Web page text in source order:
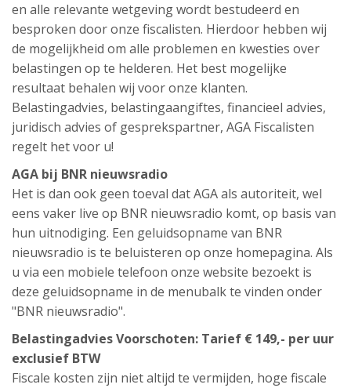
en alle relevante wetgeving wordt bestudeerd en
besproken door onze fiscalisten. Hierdoor hebben wij
de mogelijkheid om alle problemen en kwesties over
belastingen op te helderen. Het best mogelijke
resultaat behalen wij voor onze klanten.
Belastingadvies, belastingaangiftes, financieel advies,
juridisch advies of gesprekspartner, AGA Fiscalisten
regelt het voor u!
AGA bij BNR nieuwsradio
Het is dan ook geen toeval dat AGA als autoriteit, wel
eens vaker live op BNR nieuwsradio komt, op basis van
hun uitnodiging. Een geluidsopname van BNR
nieuwsradio is te beluisteren op onze homepagina. Als
u via een mobiele telefoon onze website bezoekt is
deze geluidsopname in de menubalk te vinden onder
"BNR nieuwsradio".
Belastingadvies Voorschoten: Tarief € 149,- per uur
exclusief BTW
Fiscale kosten zijn niet altijd te vermijden, hoge fiscale